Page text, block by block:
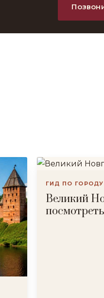
ГИД ПО ГОРОДУ
Великий
посмотреть